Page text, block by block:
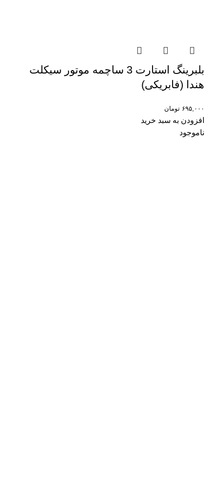
بلبرینگ استارت 3 ساچمه موتور سیکلت
هندا (فابریکی)
۶۹۵,۰۰۰ تومان
افزودن به سبد خرید
ناموجود